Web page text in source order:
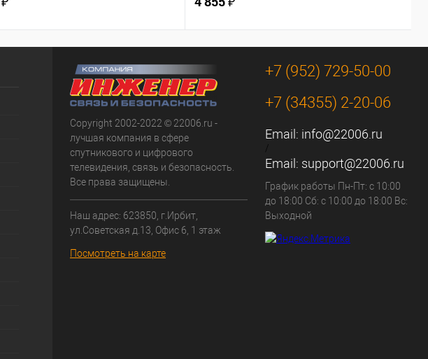
Copyright 2002-2022 © 22006.ru -
лучшая компания в сфере
спутникового и цифрового
телевидения, связь и безопасность.
Все права защищены.
Наш адрес: 623850, г.Ирбит,
ул.Советская д.13, Офис 6, 1 этаж
Посмотреть на карте
+7 (952) 729-50-00
+7 (34355) 2-20-06
Email: info@22006.ru
/
Email: support@22006.ru
График работы Пн-Пт: с 10:00
до 18:00 Сб: с 10:00 до 18:00 Вс:
Выходной